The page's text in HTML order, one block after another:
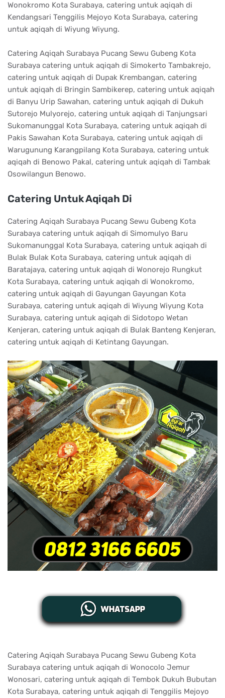
Wonokromo Kota Surabaya, catering untuk aqiqah di
Kendangsari Tenggilis Mejoyo Kota Surabaya, catering
untuk aqiqah di Wiyung Wiyung.
Catering Aqiqah Surabaya Pucang Sewu Gubeng Kota
Surabaya catering untuk aqiqah di Simokerto Tambakrejo,
catering untuk aqiqah di Dupak Krembangan, catering
untuk aqiqah di Bringin Sambikerep, catering untuk aqiqah
di Banyu Urip Sawahan, catering untuk aqiqah di Dukuh
Sutorejo Mulyorejo, catering untuk aqiqah di Tanjungsari
Sukomanunggal Kota Surabaya, catering untuk aqiqah di
Pakis Sawahan Kota Surabaya, catering untuk aqiqah di
Warugunung Karangpilang Kota Surabaya, catering untuk
aqiqah di Benowo Pakal, catering untuk aqiqah di Tambak
Osowilangun Benowo.
Catering Untuk Aqiqah Di
Catering Aqiqah Surabaya Pucang Sewu Gubeng Kota
Surabaya catering untuk aqiqah di Simomulyo Baru
Sukomanunggal Kota Surabaya, catering untuk aqiqah di
Bulak Bulak Kota Surabaya, catering untuk aqiqah di
Baratajaya, catering untuk aqiqah di Wonorejo Rungkut
Kota Surabaya, catering untuk aqiqah di Wonokromo,
catering untuk aqiqah di Gayungan Gayungan Kota
Surabaya, catering untuk aqiqah di Wiyung Wiyung Kota
Surabaya, catering untuk aqiqah di Sidotopo Wetan
Kenjeran, catering untuk aqiqah di Bulak Banteng Kenjeran,
catering untuk aqiqah di Ketintang Gayungan.
Catering Aqiqah Surabaya Pucang Sewu Gubeng Kota
Surabaya catering untuk aqiqah di Wonocolo Jemur
Wonosari, catering untuk aqiqah di Tembok Dukuh Bubutan
Kota Surabaya, catering untuk aqiqah di Tenggilis Mejoyo